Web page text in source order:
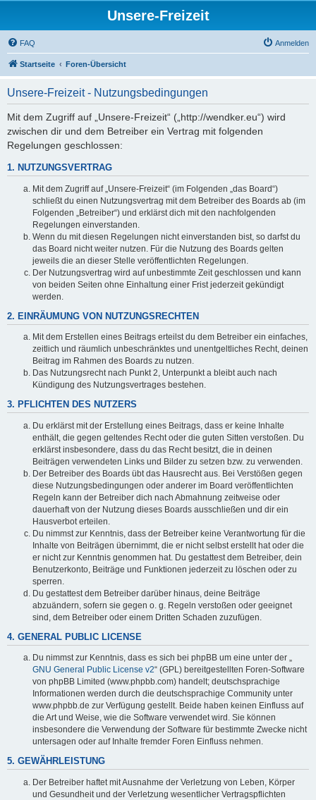
Unsere-Freizeit
FAQ Anmelden
Startseite Foren-Übersicht
Unsere-Freizeit - Nutzungsbedingungen
Mit dem Zugriff auf „Unsere-Freizeit“ („http://wendker.eu“) wird
zwischen dir und dem Betreiber ein Vertrag mit folgenden
Regelungen geschlossen:
1. NUTZUNGSVERTRAG
Mit dem Zugriff auf „Unsere-Freizeit“ (im Folgenden „das Board“)
schließt du einen Nutzungsvertrag mit dem Betreiber des Boards ab (im
Folgenden „Betreiber“) und erklärst dich mit den nachfolgenden
Regelungen einverstanden.
Wenn du mit diesen Regelungen nicht einverstanden bist, so darfst du
das Board nicht weiter nutzen. Für die Nutzung des Boards gelten
jeweils die an dieser Stelle veröffentlichten Regelungen.
Der Nutzungsvertrag wird auf unbestimmte Zeit geschlossen und kann
von beiden Seiten ohne Einhaltung einer Frist jederzeit gekündigt
werden.
2. EINRÄUMUNG VON NUTZUNGSRECHTEN
Mit dem Erstellen eines Beitrags erteilst du dem Betreiber ein einfaches,
zeitlich und räumlich unbeschränktes und unentgeltliches Recht, deinen
Beitrag im Rahmen des Boards zu nutzen.
Das Nutzungsrecht nach Punkt 2, Unterpunkt a bleibt auch nach
Kündigung des Nutzungsvertrages bestehen.
3. PFLICHTEN DES NUTZERS
Du erklärst mit der Erstellung eines Beitrags, dass er keine Inhalte
enthält, die gegen geltendes Recht oder die guten Sitten verstoßen. Du
erklärst insbesondere, dass du das Recht besitzt, die in deinen
Beiträgen verwendeten Links und Bilder zu setzen bzw. zu verwenden.
Der Betreiber des Boards übt das Hausrecht aus. Bei Verstößen gegen
diese Nutzungsbedingungen oder anderer im Board veröffentlichten
Regeln kann der Betreiber dich nach Abmahnung zeitweise oder
dauerhaft von der Nutzung dieses Boards ausschließen und dir ein
Hausverbot erteilen.
Du nimmst zur Kenntnis, dass der Betreiber keine Verantwortung für die
Inhalte von Beiträgen übernimmt, die er nicht selbst erstellt hat oder die
er nicht zur Kenntnis genommen hat. Du gestattest dem Betreiber, dein
Benutzerkonto, Beiträge und Funktionen jederzeit zu löschen oder zu
sperren.
Du gestattest dem Betreiber darüber hinaus, deine Beiträge
abzuändern, sofern sie gegen o. g. Regeln verstoßen oder geeignet
sind, dem Betreiber oder einem Dritten Schaden zuzufügen.
4. GENERAL PUBLIC LICENSE
Du nimmst zur Kenntnis, dass es sich bei phpBB um eine unter der „
GNU General Public License v2“ (GPL) bereitgestellten Foren-Software
von phpBB Limited (www.phpbb.com) handelt; deutschsprachige
Informationen werden durch die deutschsprachige Community unter
www.phpbb.de zur Verfügung gestellt. Beide haben keinen Einfluss auf
die Art und Weise, wie die Software verwendet wird. Sie können
insbesondere die Verwendung der Software für bestimmte Zwecke nicht
untersagen oder auf Inhalte fremder Foren Einfluss nehmen.
5. GEWÄHRLEISTUNG
Der Betreiber haftet mit Ausnahme der Verletzung von Leben, Körper
und Gesundheit und der Verletzung wesentlicher Vertragspflichten